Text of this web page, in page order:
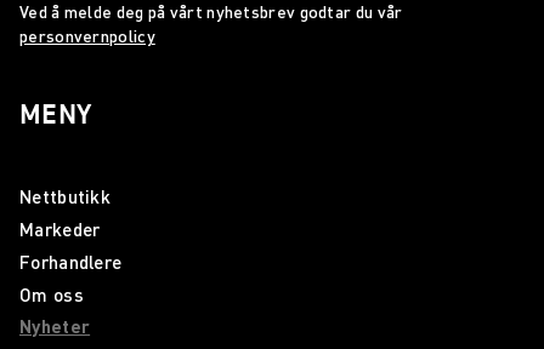
Ved å melde deg på vårt nyhetsbrev godtar du vår
personvernpolicy
MENY
Nettbutikk
Markeder
Forhandlere
Om oss
Nyheter